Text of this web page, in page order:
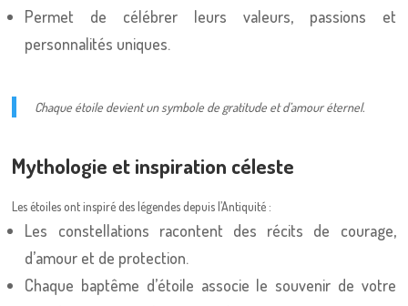
Permet de célébrer leurs valeurs, passions et
personnalités uniques.
Chaque étoile devient un symbole de gratitude et d’amour éternel.
Mythologie et inspiration céleste
Les étoiles ont inspiré des légendes depuis l’Antiquité :
Les constellations racontent des récits de courage,
d’amour et de protection.
Chaque baptême d’étoile associe le souvenir de votre